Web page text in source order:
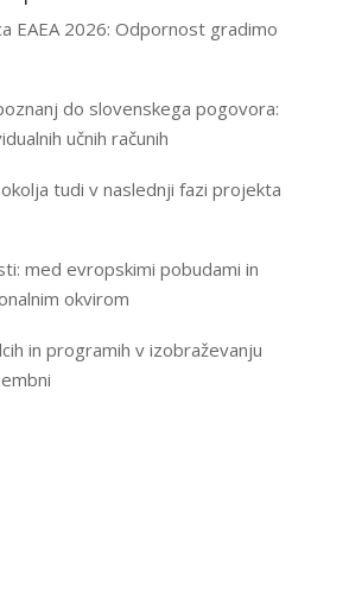
EAEA 2026: Odpornost gradimo
do slovenskega pogovora:
učnih računih
tudi v naslednji fazi projekta
med evropskimi pobudami in
okvirom
in programih v izobraževanju